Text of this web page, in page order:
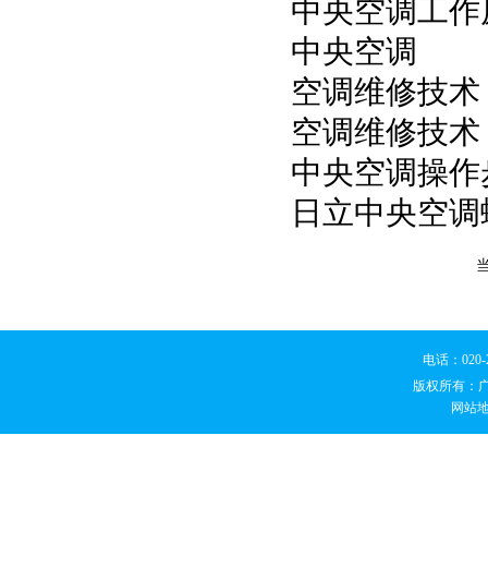
中央空调工
中央空调
空调维修技术
空调维修技术
中央空调操作
日立中央空
电话：
版权所有：
网站